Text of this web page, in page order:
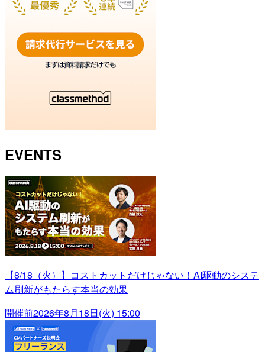
EVENTS
【8/18（火）】コストカットだけじゃない！AI駆動のシステ
ム刷新がもたらす本当の効果
開催前2026年8月18日(火) 15:00